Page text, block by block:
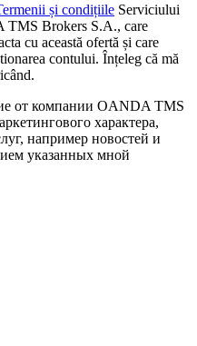
și condițiile Serviciului
TMS Brokers S.A., care
cu această ofertă și care
contului. Înțeleg că mă
от компании OANDA TMS
характера,
например новостей и
указанных мной